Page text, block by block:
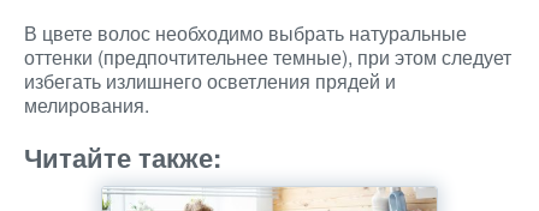
В цвете волос необходимо выбрать натуральные
оттенки (предпочтительнее темные), при этом следует
избегать излишнего осветления прядей и
мелирования.
Читайте также: